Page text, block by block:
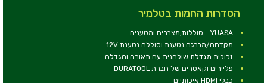
הסדרות החמות בטלמיר
YUASA - סוללות,מצברים ומטענים
מקדחה/מברגה נטענת וסוללה נטענת 12V
זכוכית מגדלת שולחנית עם תאורה והגדלה
פליירים וקאטרים של חברת DURATOOL
כבלי HDMI איכותיים